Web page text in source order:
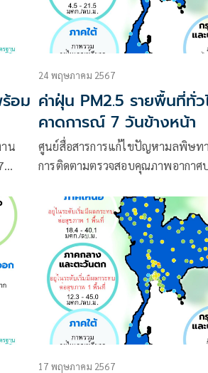
อม
น
24 พฤษภาคม 2567
ค่าฝุ่น PM2.5 รายพื้นที่ทั่
คาดการณ์ 7 วันข้างหน้า
ศูนย์สื่อสารการแก้ไขปัญหามลพิษทา
การติดตามตรวจสอบคุณภาพอากาศ
17 พฤษภาคม 2567